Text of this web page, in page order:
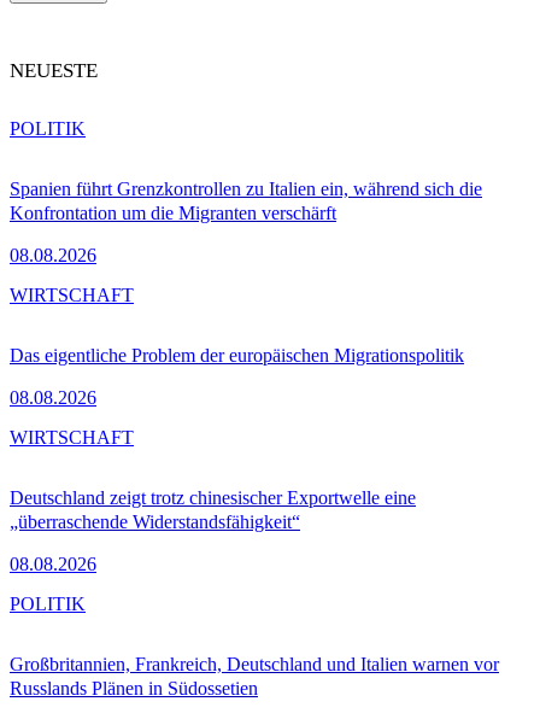
NEUESTE
Spanien führt Grenzkontrollen zu Italien ein, während sich die
Konfrontation um die Migranten verschärft
08.08.2026
POLITIK
Das eigentliche Problem der europäischen Migrationspolitik
08.08.2026
WIRTSCHAFT
Deutschland zeigt trotz chinesischer Exportwelle eine
„überraschende Widerstandsfähigkeit“
08.08.2026
WIRTSCHAFT
Großbritannien, Frankreich, Deutschland und Italien warnen vor
Russlands Plänen in Südossetien
POLITIK